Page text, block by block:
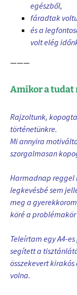
egészből,
fáradtak
és a
volt elég
———
Amikor a tudat
Rajzoltunk,
történetünkre.
Mi annyira
szorgalmasan
Harmadnap reggel
legkevésbé sem
meg a
köré a
Teleírtam egy A4-
segített a
összekevert
volna.